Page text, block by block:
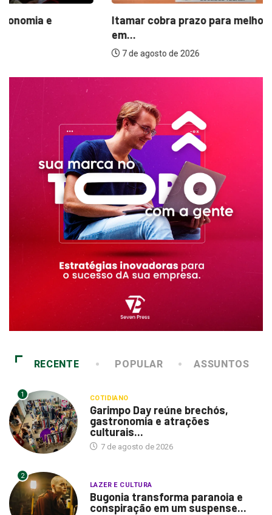
Itamar cobra prazo para melhorias estruturais
RECENTE POPULAR ASSUNTOS
1 COTIDIANO
Garimpo Day reúne brechós,
gastronomia e atrações
culturais...
7 de agosto de 2026
2
LAZER E CULTURA
Bugonia transforma paranoia e
conspiração em um suspense...